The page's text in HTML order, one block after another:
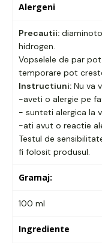
Alergeni
Precautii:
hidrogen.
Vopselele de par
temporare pot
Instructiuni: Nu va
-aveti o alergie pe
- sunteti alergica la
-ati avut o reactie
Testul de
fi folosit produsul.
Gramaj:
100 ml
Ingrediente